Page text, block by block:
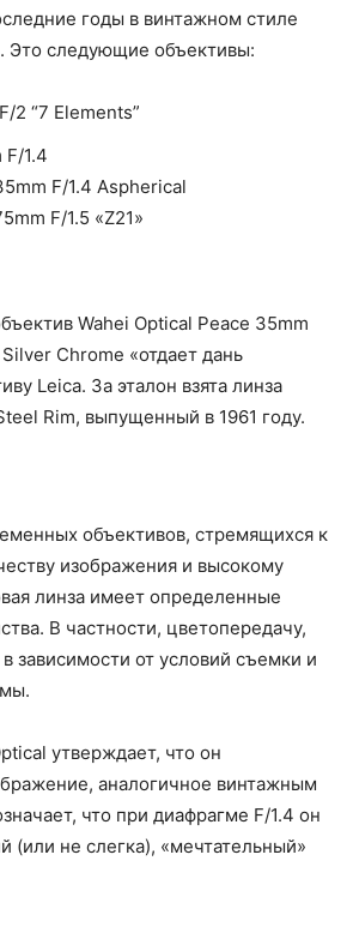
годы в винтажном стиле
Это следующие объективы:
2 “7 Elements”
1.4
F/1.4 Aspherical
F/1.5 «Z21»
Wahei Optical Peace 35mm
Chrome «отдает дань
Leica. За эталон взята линза
Rim, выпущенный в 1961 году.
объективов, стремящихся к
изображения и высокому
линза имеет определенные
В частности, цветопередачу,
зависимости от условий съемки и
утверждает, что он
аналогичное винтажным
что при диафрагме F/1.4 он
(или не слегка), «мечтательный»